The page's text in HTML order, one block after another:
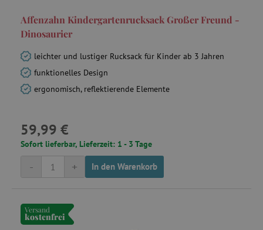
Affenzahn Kindergartenrucksack Großer Freund -
Dinosaurier
leichter und lustiger Rucksack für Kinder ab 3 Jahren
funktionelles Design
ergonomisch, reflektierende Elemente
59,99 €
Sofort lieferbar, Lieferzeit: 1 - 3 Tage
+
- In den Warenkorb
Versand
kostenfrei